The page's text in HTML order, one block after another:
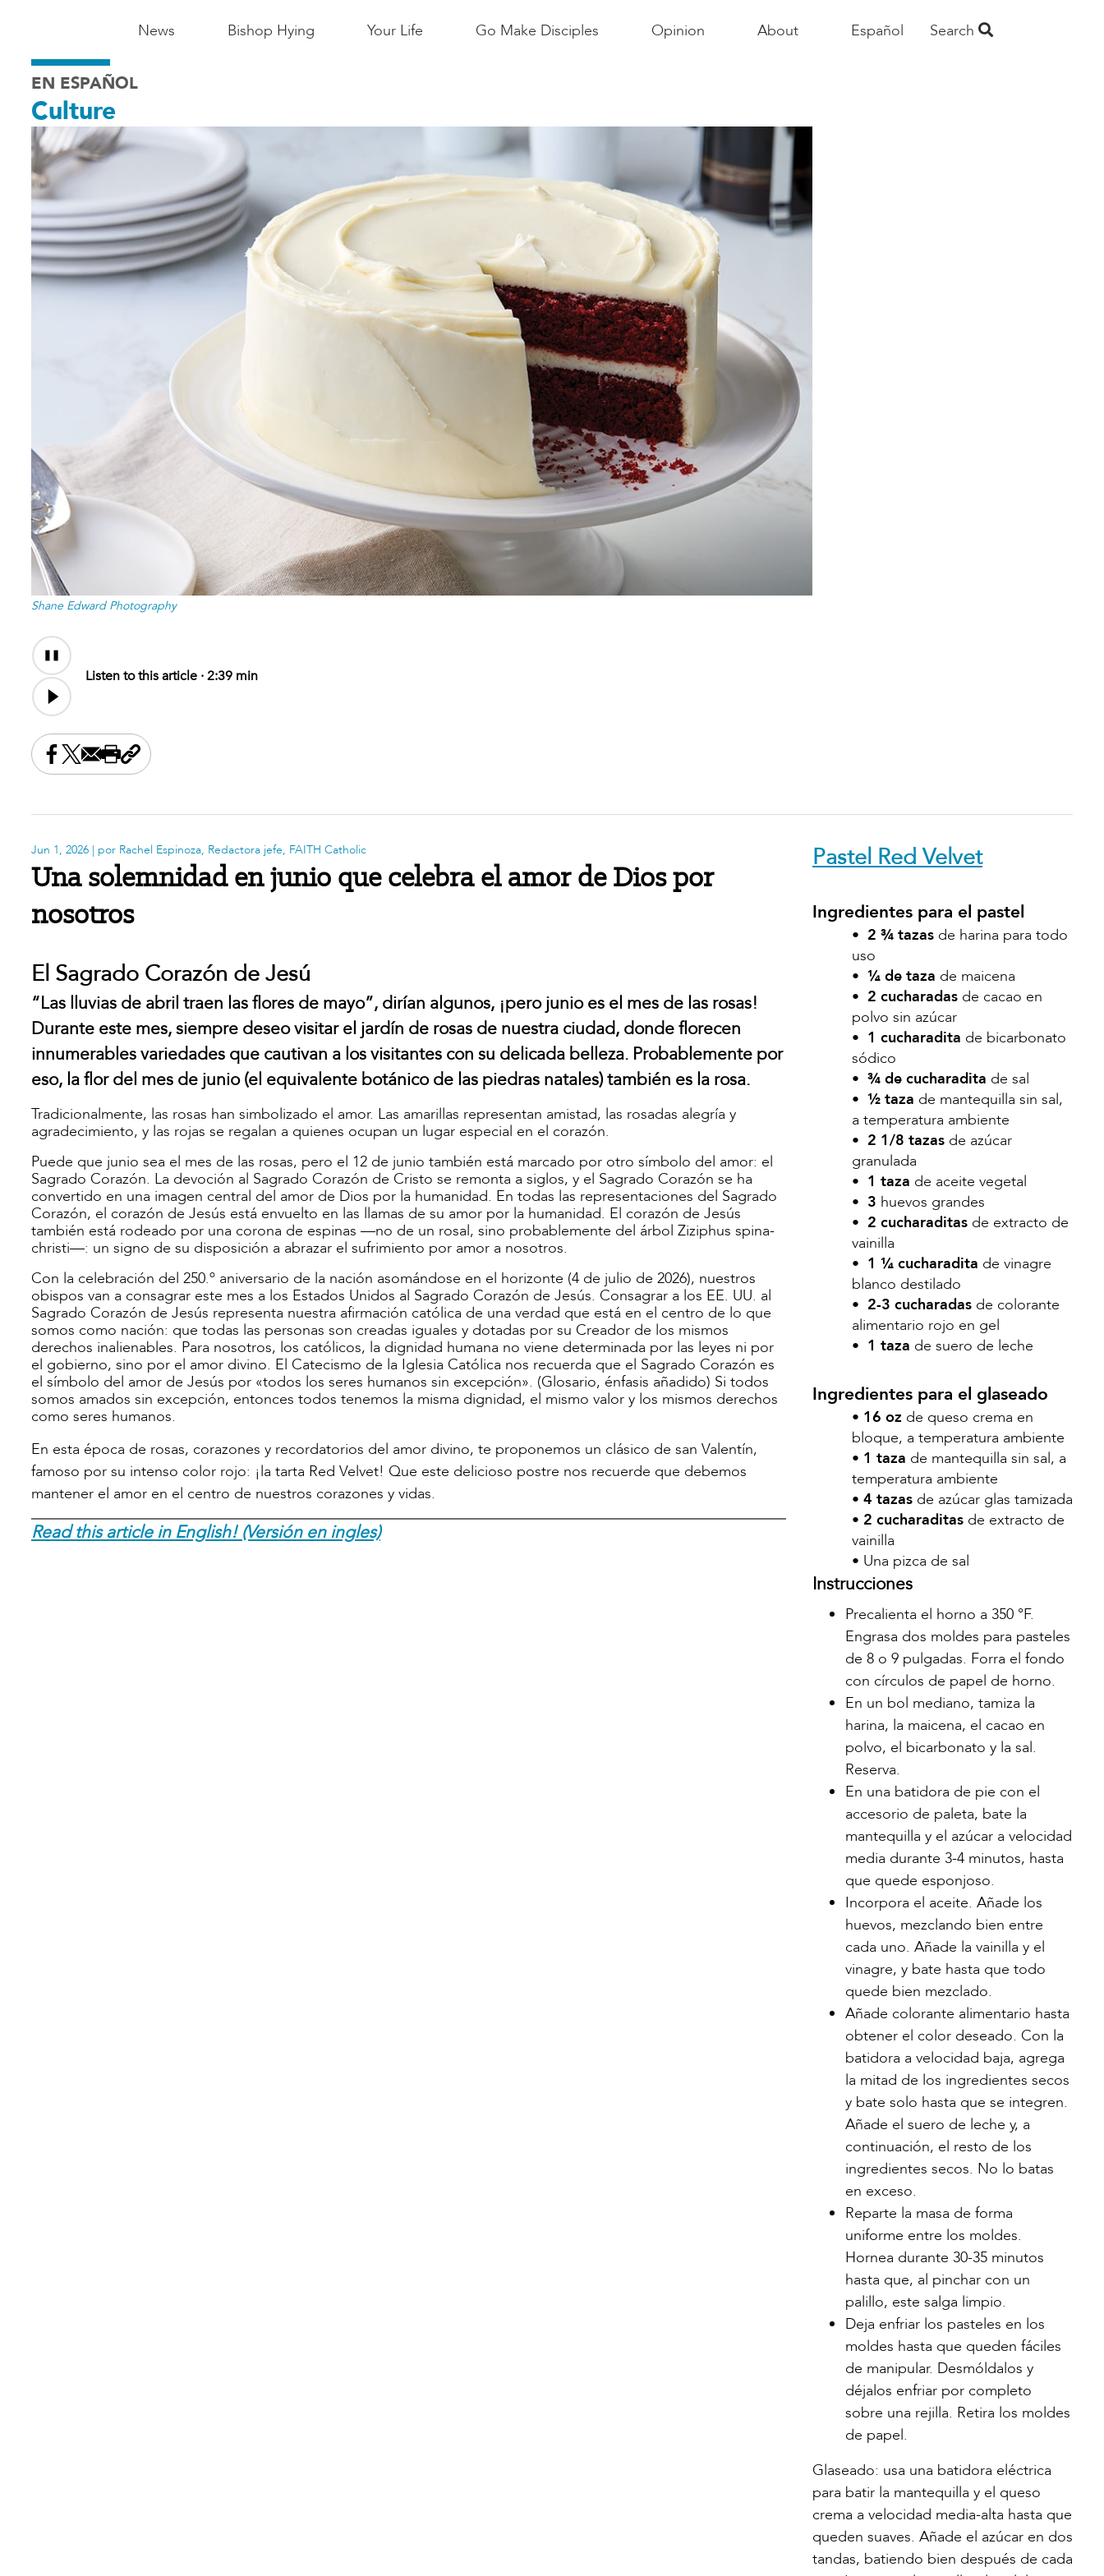
Main
-
Madison
News Bishop Hying Your Life Go Make Disciples Opinion About Español Search
EN ESPAÑOL
Culture
Shane Edward Photography
Audio
Content
Listen to this article ·2:39 min
Share this on Facebook
Share this on X
Share this by email
Print this page
Copy the page address
Jun 1, 2026 | por Rachel Espinoza, Redactora jefe, FAITH Catholic
Una solemnidad en junio que celebra el amor de Dios por
nosotros
El Sagrado Corazón de Jesú
“Las lluvias de abril traen las flores de mayo”, dirían algunos, ¡pero junio es el mes de las rosas!
Durante este mes, siempre deseo visitar el jardín de rosas de nuestra ciudad, donde florecen
innumerables variedades que cautivan a los visitantes con su delicada belleza. Probablemente por
eso, la flor del mes de junio (el equivalente botánico de las piedras natales) también es la rosa.
Tradicionalmente, las rosas han simbolizado el amor. Las amarillas representan amistad, las rosadas alegría y
agradecimiento, y las rojas se regalan a quienes ocupan un lugar especial en el corazón.
Puede que junio sea el mes de las rosas, pero el 12 de junio también está marcado por otro símbolo del amor: el
Sagrado Corazón. La devoción al Sagrado Corazón de Cristo se remonta a siglos, y el Sagrado Corazón se ha
convertido en una imagen central del amor de Dios por la humanidad. En todas las representaciones del Sagrado
Corazón, el corazón de Jesús está envuelto en las llamas de su amor por la humanidad. El corazón de Jesús
también está rodeado por una corona de espinas —no de un rosal, sino probablemente del árbol Ziziphus spina-
christi—: un signo de su disposición a abrazar el sufrimiento por amor a nosotros.
Con la celebración del 250.º aniversario de la nación asomándose en el horizonte (4 de julio de 2026), nuestros
obispos van a consagrar este mes a los Estados Unidos al Sagrado Corazón de Jesús. Consagrar a los EE. UU. al
Sagrado Corazón de Jesús representa nuestra afirmación católica de una verdad que está en el centro de lo que
somos como nación: que todas las personas son creadas iguales y dotadas por su Creador de los mismos
derechos inalienables. Para nosotros, los católicos, la dignidad humana no viene determinada por las leyes ni por
el gobierno, sino por el amor divino. El Catecismo de la Iglesia Católica nos recuerda que el Sagrado Corazón es
el símbolo del amor de Jesús por «todos los seres humanos sin excepción». (Glosario, énfasis añadido) Si todos
somos amados sin excepción, entonces todos tenemos la misma dignidad, el mismo valor y los mismos derechos
como seres humanos.
En esta época de rosas, corazones y recordatorios del amor divino, te proponemos un clásico de san Valentín,
famoso por su intenso color rojo: ¡la tarta Red Velvet! Que este delicioso postre nos recuerde que debemos
mantener el amor en el centro de nuestros corazones y vidas.
Read this article in English! (Versión en ingles)
Pastel Red Velvet
Ingredientes para el pastel
• 2 ¾ tazas de harina para todo
uso
• ¼ de taza de maicena
• 2 cucharadas de cacao en
polvo sin azúcar
• 1 cucharadita de bicarbonato
sódico
• ¾ de cucharadita de sal
• ½ taza de mantequilla sin sal,
a temperatura ambiente
• 2 1/8 tazas de azúcar
granulada
• 1 taza de aceite vegetal
• 3 huevos grandes
• 2 cucharaditas de extracto de
vainilla
• 1 ¼ cucharadita de vinagre
blanco destilado
• 2-3 cucharadas de colorante
alimentario rojo en gel
• 1 taza de suero de leche
Ingredientes para el glaseado
• 16 oz de queso crema en
bloque, a temperatura ambiente
• 1 taza de mantequilla sin sal, a
temperatura ambiente
• 4 tazas de azúcar glas tamizada
• 2 cucharaditas de extracto de
vainilla
• Una pizca de sal
Instrucciones
Precalienta el horno a 350 °F.
Engrasa dos moldes para pasteles
de 8 o 9 pulgadas. Forra el fondo
con círculos de papel de horno.
En un bol mediano, tamiza la
harina, la maicena, el cacao en
polvo, el bicarbonato y la sal.
Reserva.
En una batidora de pie con el
accesorio de paleta, bate la
mantequilla y el azúcar a velocidad
media durante 3-4 minutos, hasta
que quede esponjoso.
Incorpora el aceite. Añade los
huevos, mezclando bien entre
cada uno. Añade la vainilla y el
vinagre, y bate hasta que todo
quede bien mezclado.
Añade colorante alimentario hasta
obtener el color deseado. Con la
batidora a velocidad baja, agrega
la mitad de los ingredientes secos
y bate solo hasta que se integren.
Añade el suero de leche y, a
continuación, el resto de los
ingredientes secos. No lo batas
en exceso.
Reparte la masa de forma
uniforme entre los moldes.
Hornea durante 30-35 minutos
hasta que, al pinchar con un
palillo, este salga limpio.
Deja enfriar los pasteles en los
moldes hasta que queden fáciles
de manipular. Desmóldalos y
déjalos enfriar por completo
sobre una rejilla. Retira los moldes
de papel.
Glaseado: usa una batidora eléctrica
para batir la mantequilla y el queso
crema a velocidad media-alta hasta que
queden suaves. Añade el azúcar en dos
tandas, batiendo bien después de cada